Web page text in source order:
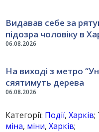
06.08.2026
Видавав себе за
підозра чоловіку в
06.08.2026
На виході з метро
сяятимуть дерева
Категорії: Події,Харків;
міна, міни,Харків;